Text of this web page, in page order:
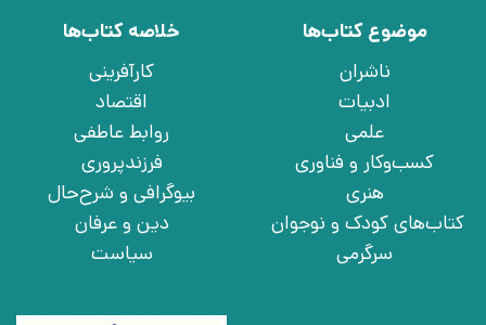
موضوع کتاب‌ها
ناشران
ادبیات
علمی
کسب‌وکار و فناوری
هنری
کتاب‌های کودک و نوجوان
سرگرمی
خلاصه کتاب‌ها
کارآفرینی
اقتصاد
روابط عاطفی
فرزندپروری
بیوگرافی و شرح‌حال
دین و عرفان
سیاست